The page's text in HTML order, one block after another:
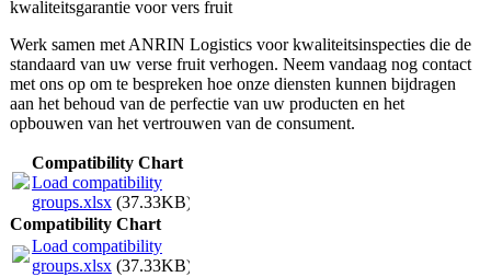
kwaliteitsgarantie voor vers fruit
Werk samen met ANRIN Logistics voor kwaliteitsinspecties die de
standaard van uw verse fruit verhogen. Neem vandaag nog contact
met ons op om te bespreken hoe onze diensten kunnen bijdragen
aan het behoud van de perfectie van uw producten en het
opbouwen van het vertrouwen van de consument.
Compatibility Chart
Load compatibility
groups.xlsx(37.33KB)
Compatibility Chart
Load compatibility
groups.xlsx(37.33KB)